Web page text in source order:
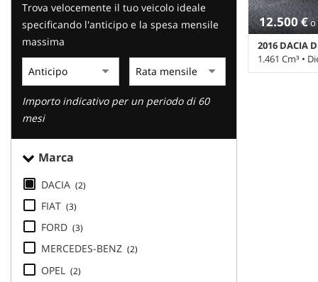
Trova velocemente il tuo veicolo ideale
specificando l'anticipo e la spesa mensile
massima
Importo indicativo per un periodo di 60
mesi
Marca
DACIA (2)
FIAT (3)
FORD (3)
MERCEDES-BENZ (2)
OPEL (2)
12.500 €o
2016 DACIA
1.461 Cm³ •
offrire
le
funzionalità
svolgere
attività
di
seguito
descritte.
ottenere
maggiori
informazioni
sull'utilità
sul
funzionamento
di
questi